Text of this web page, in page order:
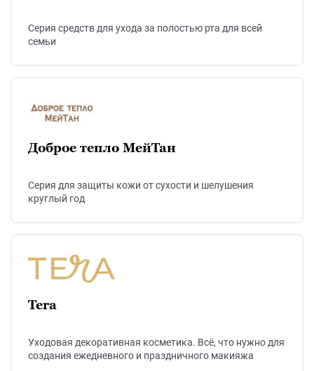
Серия средств для ухода за полостью рта для всей
семьи
Доброе тепло МейТан
Серия для защиты кожи от сухости и шелушения
круглый год
Tera
Уходовая декоративная косметика. Всё, что нужно для
создания ежедневного и праздничного макияжа